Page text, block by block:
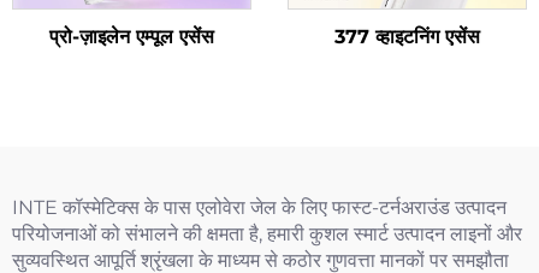
प्रो-ज़ाइलेन एम्पूल एसेंस 377 व्हाइटनिंग एसेंस
INTE कॉस्मेटिक्स के पास एलोवेरा जेल के लिए फास्ट-टर्नअराउंड उत्पादन
परियोजनाओं को संभालने की क्षमता है, हमारी कुशल स्मार्ट उत्पादन लाइनों और
सुव्यवस्थित आपूर्ति श्रृंखला के माध्यम से कठोर गुणवत्ता मानकों पर समझौता